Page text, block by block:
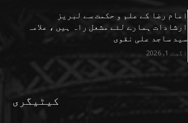
امام رضا کے علم و حکمت سے لبریز
ارشادات ہمارے لئے مشعل راہ ہیں ، علامہ
سید ساجد علی نقوی
اگست 1, 2026
کیٹیگری